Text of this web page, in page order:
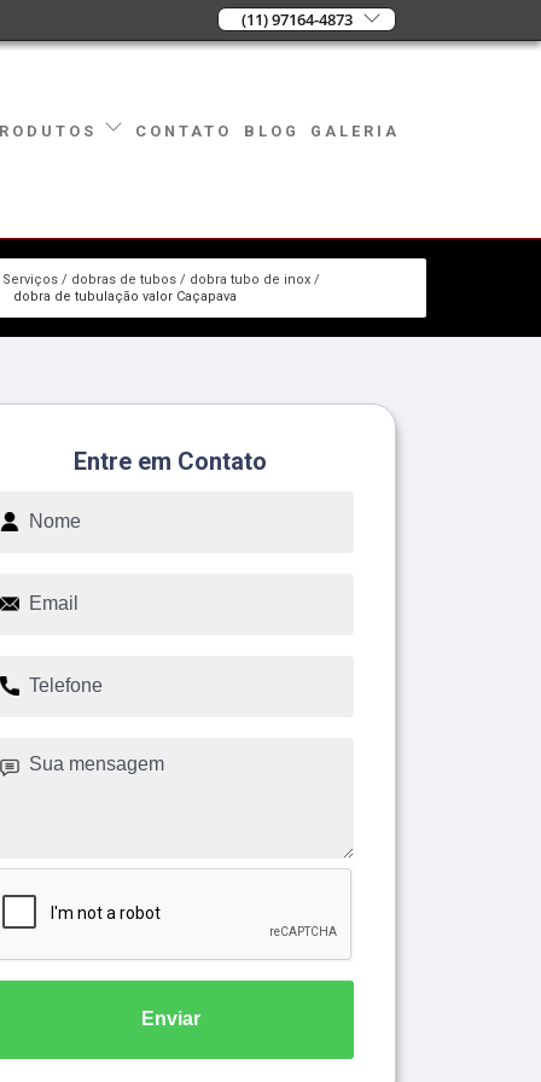
(11) 97164-4873
CONTATO BLOG GALERIA
Serviços dobras de tubos
dobra tubo de inox
dobra de tubulação valor Caçapava
Entre em Contato
Enviar